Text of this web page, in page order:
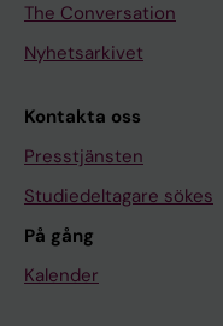
The Conversation
Nyhetsarkivet
Kontakta oss
Presstjänsten
Studiedeltagare sökes
På gång
Kalender